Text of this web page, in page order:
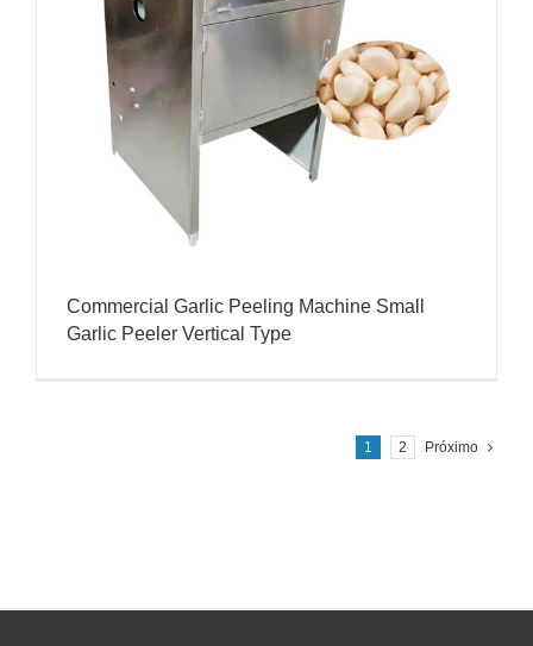
Commercial Garlic Peeling Machine Small
Garlic Peeler Vertical Type
1 2 Próximo